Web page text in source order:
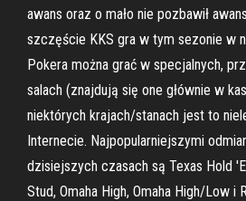
awans oraz o mało nie pozbawił
szczęście KKS gra w tym sezonie w
Pokera można grać w specjalnych,
salach (znajdują się one głównie w
niektórych krajach/stanach jest to
Internecie. Najpopularniejszymi
dzisiejszych czasach są Texas Hold
Stud, Omaha High, Omaha High/Low i